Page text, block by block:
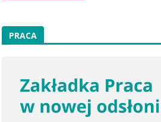
PRACA